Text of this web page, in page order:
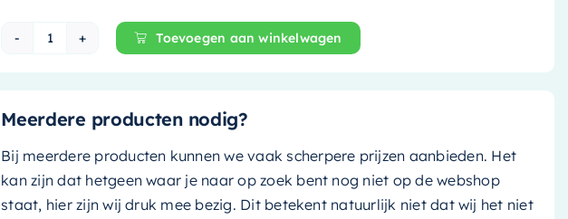
Mondiaz Vrijstaand bad Rock - 170x70cm - clay (grijs tint)/ clay (grijs tint)
Toevoegen aan winkelwagen
Meerdere producten nodig?
Bij meerdere producten kunnen we vaak scherpere prijzen aanbieden. Het
kan zijn dat hetgeen waar je naar op zoek bent nog niet op de webshop
staat, hier zijn wij druk mee bezig. Dit betekent natuurlijk niet dat wij het niet